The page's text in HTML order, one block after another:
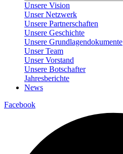
Unsere Vision
Unser Netzwerk
Unsere Partnerschaften
Unsere Geschichte
Unsere Grundlagendokumente
Unser Team
Unser Vorstand
Unsere Botschafter
Jahresberichte
News
Facebook